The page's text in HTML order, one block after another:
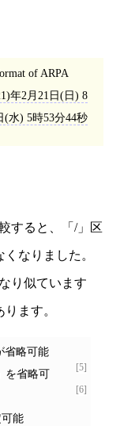
of ARPA
年2月21日(日) 8
(水) 5時53分44秒
すると、「/」区
なりました。
り似ています
ます。
[5]
省略可能
[6]
を省略可
能